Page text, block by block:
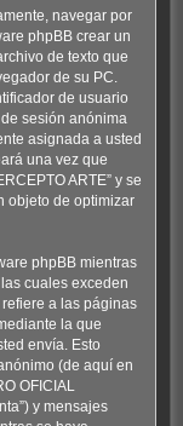
navegar por
phpBB crear un
de texto que
de su PC.
de usuario
sesión anónima
asignada a usted
una vez que
ARTE” y se
objeto de optimizar
phpBB mientras
las cuales exceden
a las páginas
la que
envía. Esto
(de aquí en
OFICIAL
y mensajes